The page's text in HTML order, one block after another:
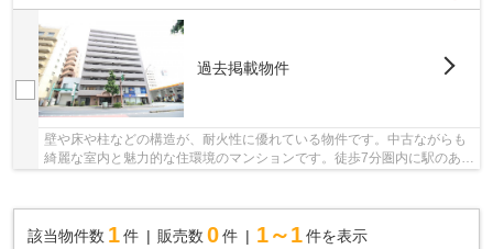
過去掲載物件
壁や床や柱などの構造が、耐火性に優れている物件です。中古ながらも
綺麗な室内と魅力的な住環境のマンションです。徒歩7分圏内に駅のある
該当物件数 1件 販売数 0 件 1～1 件を表示